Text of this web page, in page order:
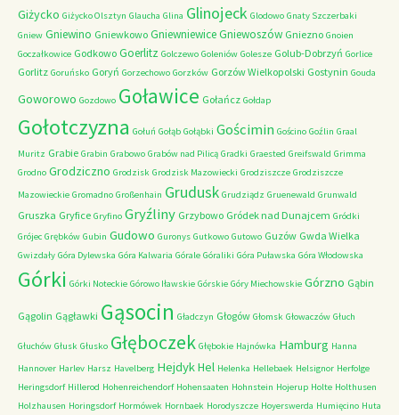
Giżycko Giżycko Olsztyn Glaucha Glina Glinojeck Glodowo Gnaty Szczerbaki
Gniew Gniewino Gniewkowo GniewniewiceGniewoszów Gniezno Gnoien
Goczałkowice Godkowo Goerlitz Golczewo Goleniów Golesze Golub-Dobrzyń Gorlice
Gorlitz Goruńsko Goryń Gorzechowo Gorzków Gorzów Wielkopolski Gostynin Gouda
Goworowo Gozdowo Goławice Gołańcz Gołdap
Gołotczyzna Gołuń Gołąb Gołąbki Gościmin Gościno Goźlin Graal
Muritz Grabie Grabin Grabowo Grabów nad Pilicą Gradki Graested Greifswald Grimma
Grodno Grodziczno Grodzisk Grodzisk Mazowiecki Grodziszcze Grodziszcze
Mazowieckie Gromadno Großenhain Grudusk Grudziądz Gruenewald Grunwald
Gruszka Gryfice Gryfino Gryźliny Grzybowo Gródek nad Dunajcem Gródki
Grójec Grębków Gubin Gudowo Guronys Gutkowo Gutowo Guzów Gwda Wielka
Gwizdały Góra Dylewska Góra Kalwaria Górale Góraliki Góra Puławska Góra Włodowska
Górki Górki Noteckie Górowo Iławskie Górskie Góry Miechowskie Górzno Gąbin
Gągolin Gągławki Gąsocin Gładczyn Głogów Głomsk Głowaczów Głuch
Głuchów Głusk Głusko Głęboczek Głębokie Hajnówka Hamburg Hanna
Hannover Harlev Harsz Havelberg HejdykHel Helenka Hellebaek Helsignor Herfolge
Heringsdorf Hillerod Hohenreichendorf Hohensaaten Hohnstein Hojerup Holte Holthusen
Holzhausen Horingsdorf Hormówek Hornbaek Horodyszcze Hoyerswerda Humięcino Huta